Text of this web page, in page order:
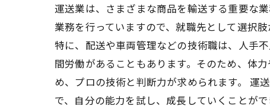
運送業は、さまざまな商品を輸送する重要な
業務を行っていますので、就職先として選択
特に、配送や車両管理などの技術職は、人手
間労働があることもあります。そのため、体
め、プロの技術と判断力が求められます。 運
で、自分の能力を試し、成長していくことがで